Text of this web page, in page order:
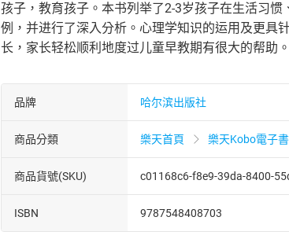
孩子，教育孩子。本书列举了2-3岁孩子在生活习
例，并进行了深入分析。心理学知识的运用及更具
长，家长轻松顺利地度过儿童早教期有很大的帮助。
品牌 哈尔滨出版社
商品分類 樂天首頁 樂天Kobo電子書
商品貨號(SKU) c01168c6-f8e9-39da-8400-
ISBN 9787548408703